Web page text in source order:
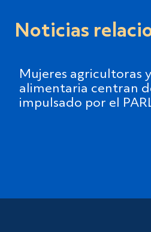
Noticias
Mujeres agricultoras
alimentaria centran
impulsado por el